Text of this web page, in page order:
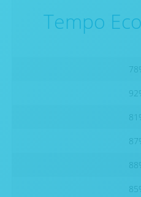
Tempo